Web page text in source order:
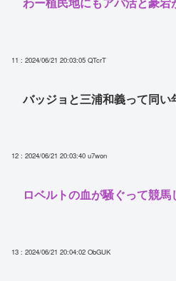
11 : 2024/06/21 20:03:05 QTcrT
バッジョと三浦和義って同い
12 : 2024/06/21 20:03:40 u7won
ロベルトの血が騒ぐって競
13 : 2024/06/21 20:04:02 ObGUK